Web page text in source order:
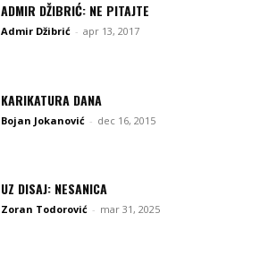
ADMIR DŽIBRIĆ: NE PITAJTE
Admir Džibrić - apr 13, 2017
KARIKATURA DANA
Bojan Jokanović - dec 16, 2015
UZ DISAJ: NESANICA
Zoran Todorović - mar 31, 2025